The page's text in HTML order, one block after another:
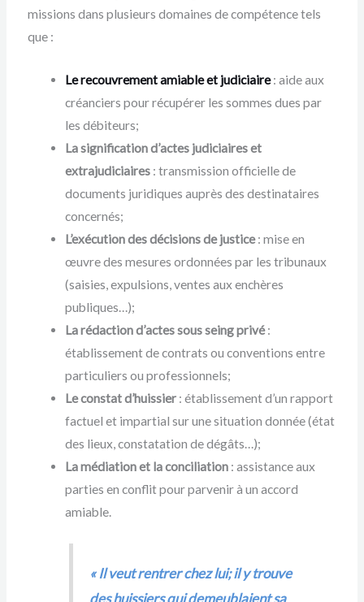
missions dans plusieurs domaines de compétence tels
que :
Le recouvrement amiable et judiciaire: aide aux
créanciers pour récupérer les sommes dues par
les débiteurs;
La signification d’actes judiciaires et
extrajudiciaires : transmission officielle de
documents juridiques auprès des destinataires
concernés;
L’exécution des décisions de justice: mise en
œuvre des mesures ordonnées par les tribunaux
(saisies, expulsions, ventes aux enchères
publiques…);
La rédaction d’actes sous seing privé:
établissement de contrats ou conventions entre
particuliers ou professionnels;
Le constat d’huissier : établissement d’un rapport
factuel et impartial sur une situation donnée (état
des lieux, constatation de dégâts…);
La médiation et la conciliation : assistance aux
parties en conflit pour parvenir à un accord
amiable.
« Il veut rentrer chez lui; il y trouve
des huissiers qui demeublaient sa